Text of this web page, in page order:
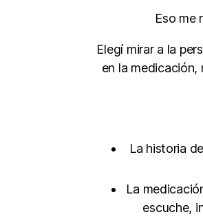
Eso me
Elegí mirar a la
en la
La historia
La
escuche,